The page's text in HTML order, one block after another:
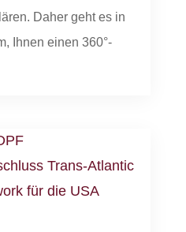
Daher geht es in
Ihnen einen 360°-